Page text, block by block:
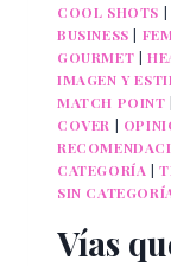
COOL SHOTS |
BUSINESS |
GOURMET |
IMAGEN Y
MATCH POINT
COVER |
CATEGORÍA |
SIN
Vías